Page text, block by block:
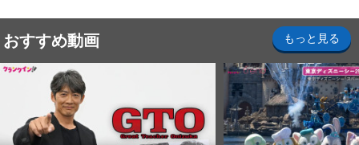
おすすめ動画 もっと見る